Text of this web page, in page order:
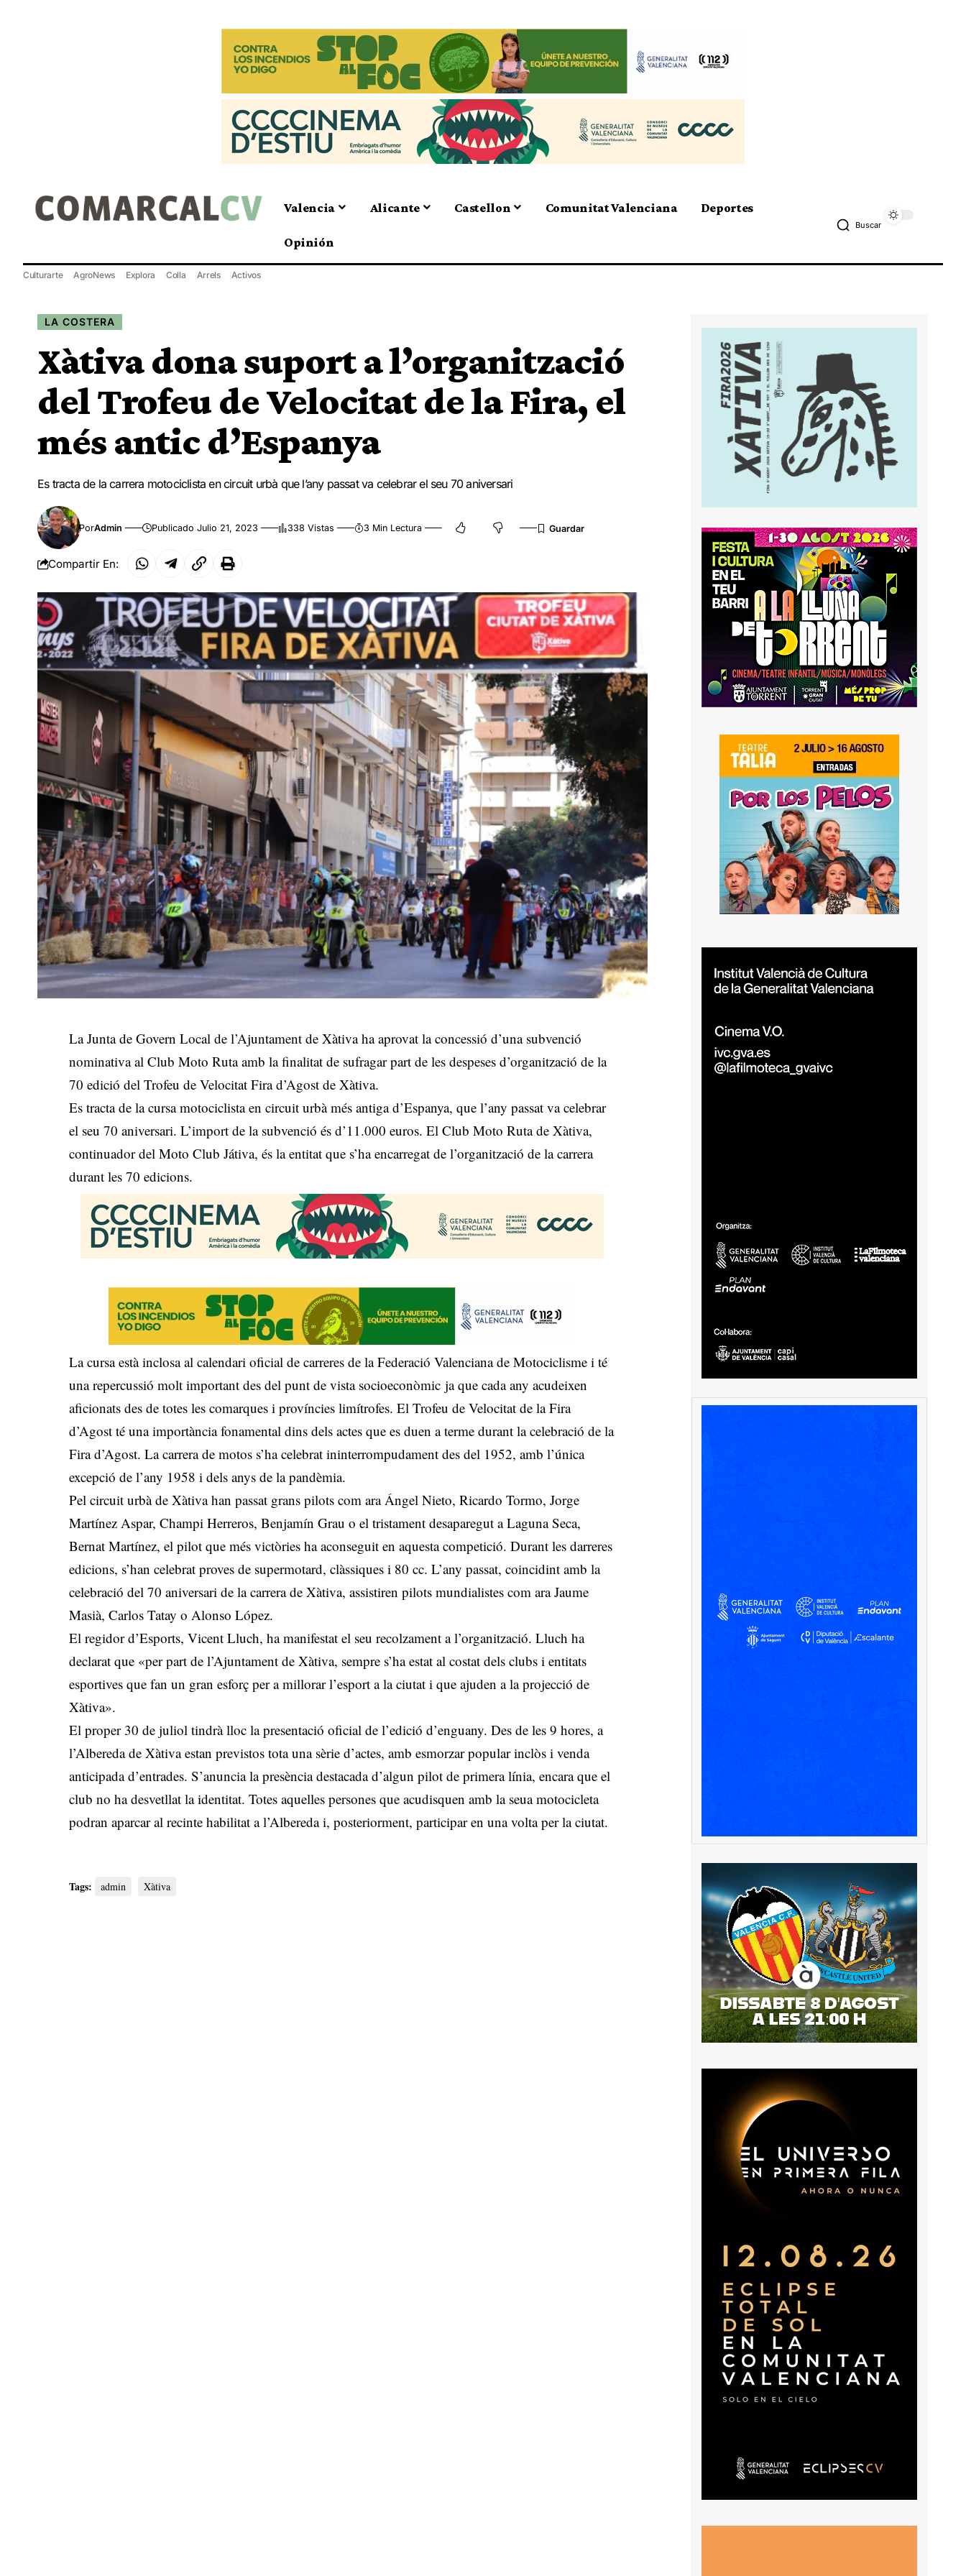
Valencia Alicante Castellon Comunitat Valenciana Deportes
Opinión
Buscar
Culturarte AgroNews Explora Colla Arrels Activos
LA COSTERA
Xàtiva dona suport a l’organització
del Trofeu de Velocitat de la Fira, el
més antic d’Espanya
Es tracta de la carrera motociclista en circuit urbà que l’any passat va celebrar el seu 70 aniversari
PorAdmin Publicado Julio 21, 2023 338 Vistas 3 Min Lectura
Compartir En:
La Junta de Govern Local de l’Ajuntament de Xàtiva ha aprovat la concessió d’una subvenció
nominativa al Club Moto Ruta amb la finalitat de sufragar part de les despeses d’organització de la
70 edició del Trofeu de Velocitat Fira d’Agost de Xàtiva.
Es tracta de la cursa motociclista en circuit urbà més antiga d’Espanya, que l’any passat va celebrar
el seu 70 aniversari. L’import de la subvenció és d’11.000 euros. El Club Moto Ruta de Xàtiva,
continuador del Moto Club Játiva, és la entitat que s’ha encarregat de l’organització de la carrera
durant les 70 edicions.
La cursa està inclosa al calendari oficial de carreres de la Federació Valenciana de Motociclisme i té
una repercussió molt important des del punt de vista socioeconòmic ja que cada any acudeixen
aficionats des de totes les comarques i províncies limítrofes. El Trofeu de Velocitat de la Fira
d’Agost té una importància fonamental dins dels actes que es duen a terme durant la celebració de la
Fira d’Agost. La carrera de motos s’ha celebrat ininterrompudament des del 1952, amb l’única
excepció de l’any 1958 i dels anys de la pandèmia.
Pel circuit urbà de Xàtiva han passat grans pilots com ara Ángel Nieto, Ricardo Tormo, Jorge
Martínez Aspar, Champi Herreros, Benjamín Grau o el tristament desaparegut a Laguna Seca,
Bernat Martínez, el pilot que més victòries ha aconseguit en aquesta competició. Durant les darreres
edicions, s’han celebrat proves de supermotard, clàssiques i 80 cc. L’any passat, coincidint amb la
celebració del 70 aniversari de la carrera de Xàtiva, assistiren pilots mundialistes com ara Jaume
Masià, Carlos Tatay o Alonso López.
El regidor d’Esports, Vicent Lluch, ha manifestat el seu recolzament a l’organització. Lluch ha
declarat que «per part de l’Ajuntament de Xàtiva, sempre s’ha estat al costat dels clubs i entitats
esportives que fan un gran esforç per a millorar l’esport a la ciutat i que ajuden a la projecció de
Xàtiva».
El proper 30 de juliol tindrà lloc la presentació oficial de l’edició d’enguany. Des de les 9 hores, a
l’Albereda de Xàtiva estan previstos tota una sèrie d’actes, amb esmorzar popular inclòs i venda
anticipada d’entrades. S’anuncia la presència destacada d’algun pilot de primera línia, encara que el
club no ha desvetllat la identitat. Totes aquelles persones que acudisquen amb la seua motocicleta
podran aparcar al recinte habilitat a l’Albereda i, posteriorment, participar en una volta per la ciutat.
Tags: admin Xàtiva